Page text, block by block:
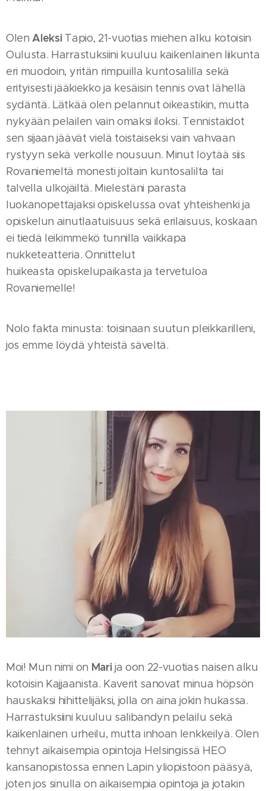
OlenAleksiTapio, 21-vuotias miehen alku kotoisin
Oulusta. Harrastuksiini kuuluu kaikenlainen liikunta
eri muodoin, yritän rimpuilla kuntosalilla sekä
erityisesti jääkiekko ja kesäisin tennis ovat lähellä
sydäntä. Lätkää olen pelannut oikeastikin, mutta
nykyään pelailen vain omaksi iloksi. Tennistaidot
sen sijaan jäävät vielä toistaiseksi vain vahvaan
rystyyn sekä verkolle nousuun. Minut löytää siis
Rovaniemeltä monesti joltain kuntosalilta tai
talvella ulkojäiltä. Mielestäni parasta
luokanopettajaksi opiskelussa ovat yhteishenki ja
opiskelun ainutlaatuisuus sekä erilaisuus, koskaan
ei tiedä leikimmekö tunnilla vaikkapa
nukketeatteria. Onnittelut
huikeasta opiskelupaikasta ja tervetuloa
Rovaniemelle!
Nolo fakta minusta: toisinaan suutun pleikkarilleni,
jos emme löydä yhteistä säveltä.
Moi! Mun nimi on Marija oon 22-vuotias naisen alku
kotoisin Kajjaanista. Kaverit sanovat minua höpsön
hauskaksi hihittelijäksi, jolla on aina jokin hukassa.
Harrastuksiini kuuluu salibandyn pelailu sekä
kaikenlainen urheilu, mutta inhoan lenkkeilyä. Olen
tehnyt aikaisempia opintoja Helsingissä HEO
kansanopistossa ennen Lapin yliopistoon pääsyä,
joten jos sinulla on aikaisempia opintoja ja jotakin